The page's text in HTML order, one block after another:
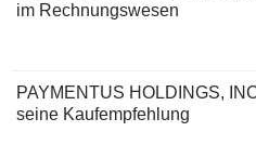
im Rechnungswesen
PAYMENTUS HOLDINGS,
seine Kaufempfehlung